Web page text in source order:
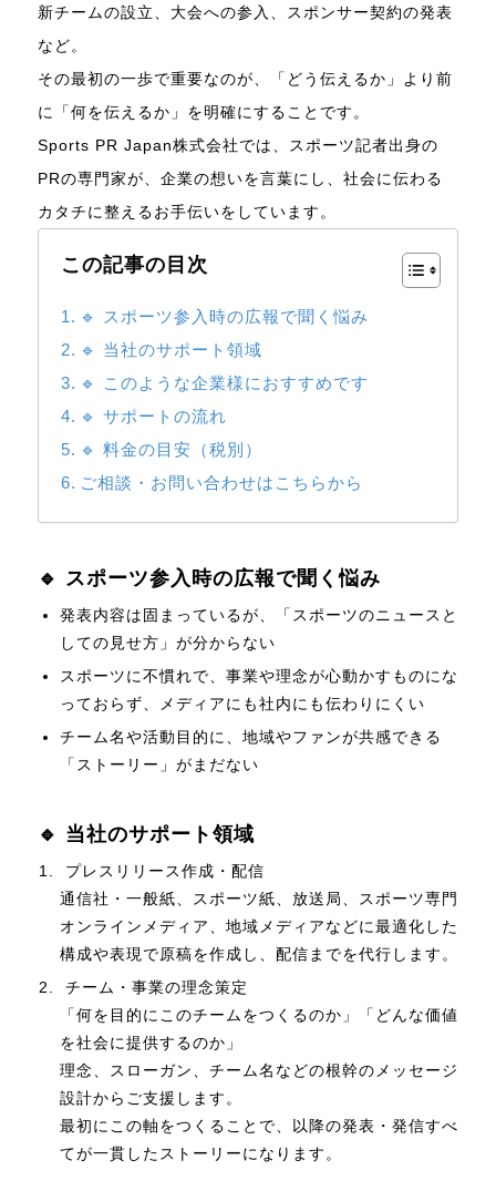
新チームの設立、大会への参入、スポンサー契約の発表
など。
その最初の一歩で重要なのが、「どう伝えるか」より前
に「何を伝えるか」を明確にすることです。
Sports PR Japan株式会社では、スポーツ記者出身の
PRの専門家が、企業の想いを言葉にし、社会に伝わる
カタチに整えるお手伝いをしています。
この記事の目次
🔹 スポーツ参入時の広報で聞く悩み
🔹 当社のサポート領域
🔹 このような企業様におすすめです
🔹 サポートの流れ
🔹 料金の目安（税別）
ご相談・お問い合わせはこちらから
🔹 スポーツ参入時の広報で聞く悩み
発表内容は固まっているが、「スポーツのニュースと
しての見せ方」が分からない
スポーツに不慣れで、事業や理念が心動かすものにな
っておらず、メディアにも社内にも伝わりにくい
チーム名や活動目的に、地域やファンが共感できる
「ストーリー」がまだない
🔹 当社のサポート領域
プレスリリース作成・配信
通信社・一般紙、スポーツ紙、放送局、スポーツ専門
オンラインメディア、地域メディアなどに最適化した
構成や表現で原稿を作成し、配信までを代行します。
チーム・事業の理念策定
「何を目的にこのチームをつくるのか」「どんな価値
を社会に提供するのか」
理念、スローガン、チーム名などの根幹のメッセージ
設計からご支援します。
最初にこの軸をつくることで、以降の発表・発信すべ
てが一貫したストーリーになります。